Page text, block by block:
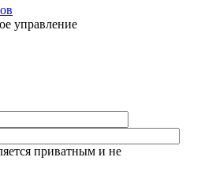
управление
приватным и не